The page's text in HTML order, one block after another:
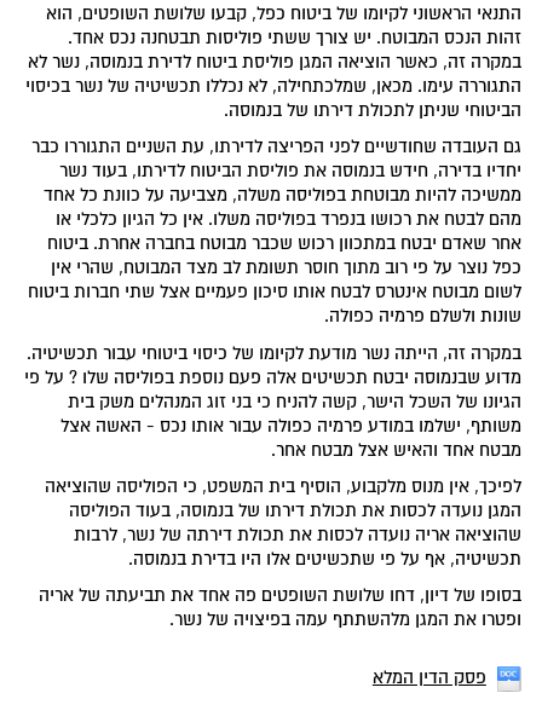
התנאי הראשוני לקיומו של ביטוח כפל, קבעו שלושת השופטים, הוא
זהות הנכס המבוטח. יש צורך ששתי פוליסות תבטחנה נכס אחד.
במקרה זה, כאשר הוציאה המגן פוליסת ביטוח לדירת בנמוסה, נשר לא
התגוררה עימו. מכאן, שמלכתחילה, לא נכללו תכשיטיה של נשר בכיסוי
הביטוחי שניתן לתכולת דירתו של בנמוסה.
גם העובדה שחודשיים לפני הפריצה לדירתו, עת השניים התגוררו כבר
יחדיו בדירה, חידש בנמוסה את פוליסת הביטוח לדירתו, בעוד נשר
ממשיכה להיות מבוטחת בפוליסה משלה, מצביעה על כוונת כל אחד
מהם לבטח את רכושו בנפרד בפוליסה משלו. אין כל הגיון כלכלי או
אחר שאדם יבטח במתכוון רכוש שכבר מבוטח בחברה אחרת. ביטוח
כפל נוצר על פי רוב מתוך חוסר תשומת לב מצד המבוטח, שהרי אין
לשום מבוטח אינטרס לבטח אותו סיכון פעמיים אצל שתי חברות ביטוח
שונות ולשלם פרמיה כפולה.
במקרה זה, הייתה נשר מודעת לקיומו של כיסוי ביטוחי עבור תכשיטיה.
מדוע שבנמוסה יבטח תכשיטים אלה פעם נוספת בפוליסה שלו ? על פי
הגיונו של השכל הישר, קשה להניח כי בני זוג המנהלים משק בית
משותף, ישלמו במודע פרמיה כפולה עבור אותו נכס - האשה אצל
מבטח אחד והאיש אצל מבטח אחר.
לפיכך, אין מנוס מלקבוע, הוסיף בית המשפט, כי הפוליסה שהוציאה
המגן נועדה לכסות את תכולת דירתו של בנמוסה, בעוד הפוליסה
שהוציאה אריה נועדה לכסות את תכולת דירתה של נשר, לרבות
תכשיטיה, אף על פי שתכשיטים אלו היו בדירת בנמוסה.
בסופו של דיון, דחו שלושת השופטים פה אחד את תביעתה של אריה
ופטרו את המגן מלהשתתף עמה בפיצויה של נשר.
פסק הדין המלא